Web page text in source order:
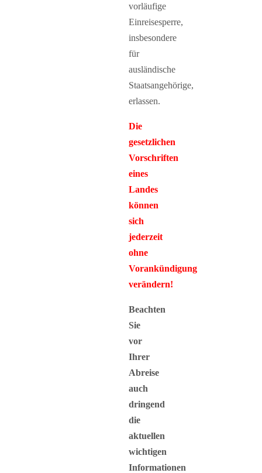
vorläufige
Einreisesperre,
insbesondere
für
ausländische
Staatsangehörige,
erlassen.
Die
gesetzlichen
Vorschriften
eines
Landes
können
sich
jederzeit
ohne
Vorankündigung
verändern!
Beachten
Sie
vor
Ihrer
Abreise
auch
dringend
die
aktuellen
wichtigen
Informationen